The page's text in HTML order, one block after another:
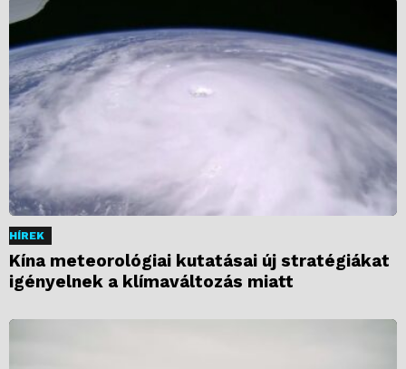
HÍREK
Kína meteorológiai kutatásai új stratégiákat
igényelnek a klímaváltozás miatt